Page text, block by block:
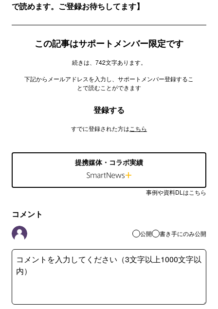
で読めます。ご登録お待ちしてます】
この記事はサポートメンバー限定です
続きは、742文字あります。
下記からメールアドレスを入力し、サポートメンバー登録するこ
とで読むことができます
登録する
すでに登録された方は こちら
提携媒体・コラボ実績
事例や資料DLはこちら
コメント
公開 書き手にのみ公開